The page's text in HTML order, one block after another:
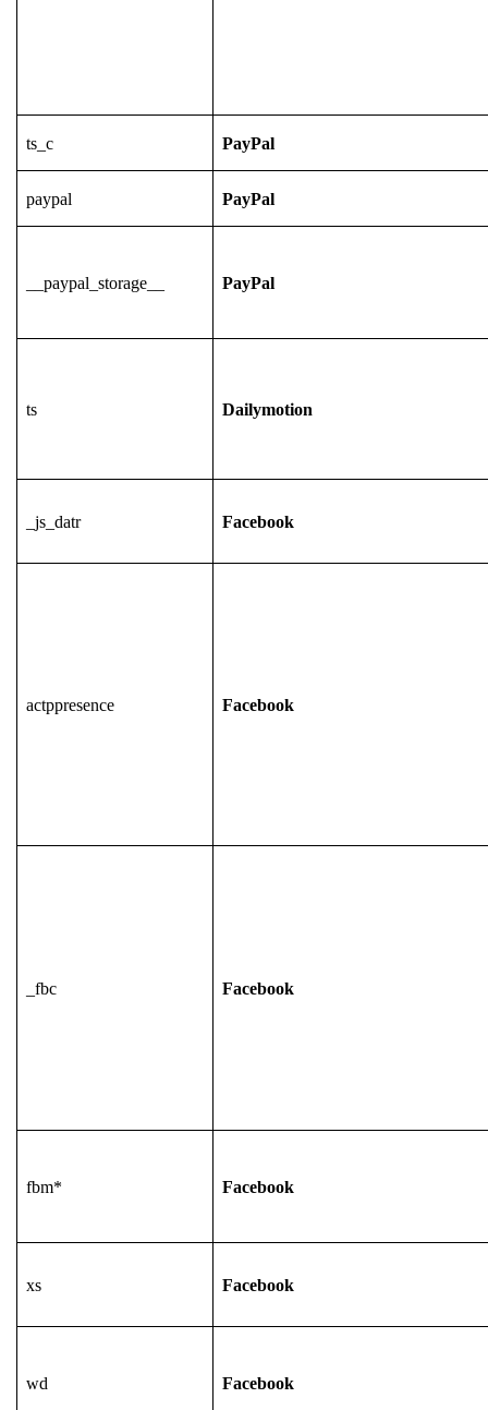
ts_c PayPal
paypal PayPal
__paypal_storage__ PayPal
ts Dailymotion
_js_datr Facebook
actppresence Facebook
_fbc Facebook
fbm* Facebook
xs Facebook
wd Facebook